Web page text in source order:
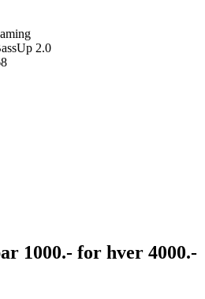
2.0
1000.- for hver 4000.-